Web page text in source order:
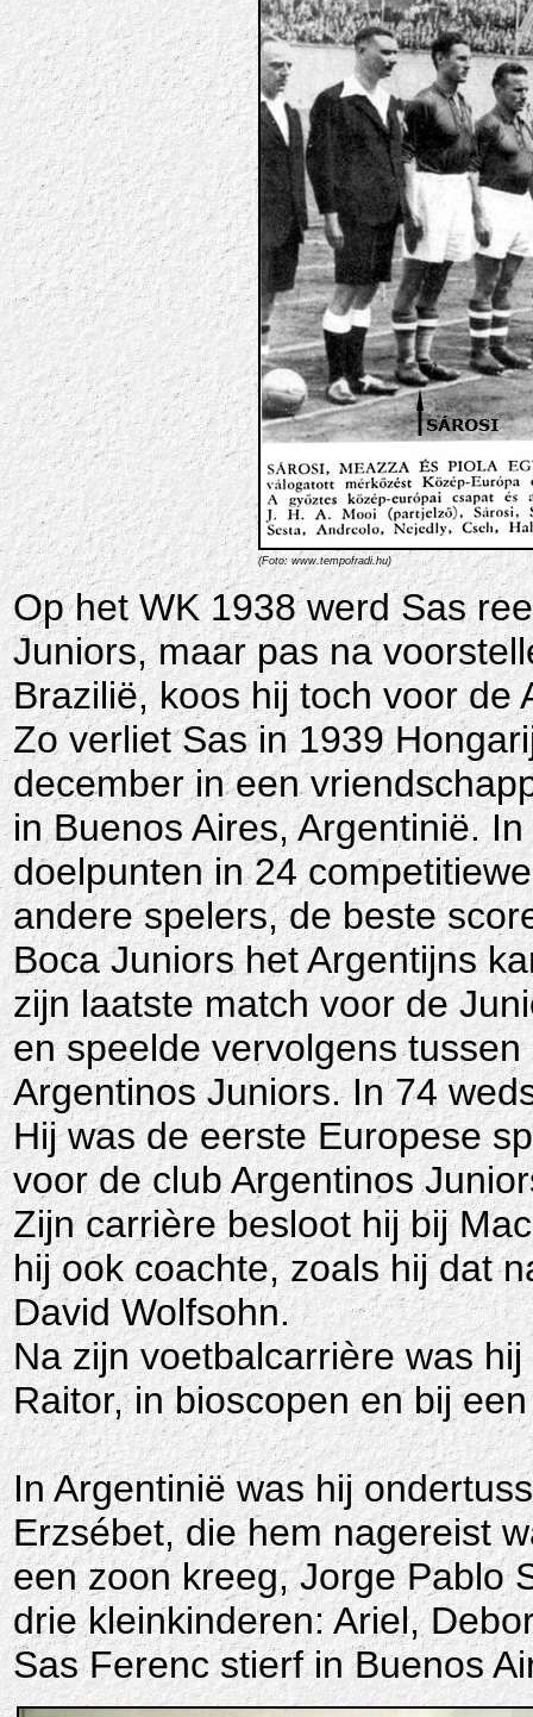
(Foto:www.tempofradi.hu)
Op het WK 1938 werd Sas
Juniors, maar pas na
Brazilië, koos hij toch voor de
Zo verliet Sas in 1939
december in een
in Buenos Aires, Argentinië.
doelpunten in 24
andere spelers, de beste
Boca Juniors het Argentijns
zijn laatste match voor de
en speelde vervolgens
Argentinos Juniors. In 74
Hij was de eerste Europese
voor de club Argentinos
Zijn carrière besloot hij bij
hij ook coachte, zoals hij dat
David Wolfsohn.
Na zijn voetbalcarrière was
Raitor, in bioscopen en bij
In Argentinië was hij
Erzsébet, die hem nagereist
een zoon kreeg, Jorge Pablo
drie kleinkinderen: Ariel,
Sas Ferenc stierf in Buenos